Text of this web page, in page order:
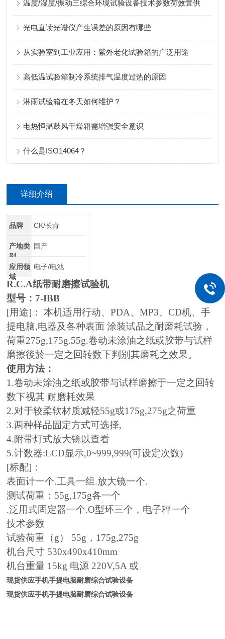
温度/湿度/振动三综合环境试验设备技术参数荷效壹供
光电直读光谱仪产生误差的原因有哪些
从实验室到工业应用：紫外老化试验箱的广泛用途
高低温试验箱制冷系统排气温度过热的原因
淋雨试验箱在冬天如何维护？
电热恒温鼓风干燥箱需增强安全意识
什么是ISO14064？
详细介绍
品牌 CK/长肯
产地类
别
国产
应用领
域
电子/电池
R.C.A纸带耐磨擦试验机
型号：7-IBB
[用途]： 本机适用行动、PDA、MP3、CD机、手
提电脑,电器及各种表面 涂装试品之耐磨耗试验，
荷重275g,175g.55g.卷动未涂油之纸或胶带与试样
磨擦後於一定之回转数下判别其磨耗之效果。
使用方法：
1.卷动未涂油之纸或胶带与试样磨擦于一定之回转
数下视其 耐磨耗效果
2.对于较柔软材质减轻55g或175g,275g之荷重
3.两种样品固定方式可选择,
4.附带灯式放大镜以查看
5.计数器:LCD显示,0~999,999(可设定次数)
[标配]：
表面计一个.工具一组.放大镜一个.
测试荷重：55g,175g各一个
.泛用式固定器一个.O型环三个，电子秤一个
技术参数
试验荷重（g） 55g，175g,275g
机台尺寸 530x490x410mm
机台重量 15kg 电源 220V,5A 或
现货供应手机手提电脑耐磨综合试验设备
现货供应手机手提电脑耐磨综合试验设备